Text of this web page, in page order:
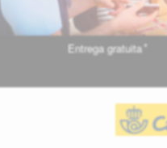
Entrega gratuita*